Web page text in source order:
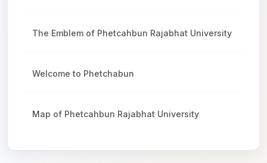
The Emblem of Phetcahbun Rajabhat University
Welcome to Phetchabun
Map of Phetcahbun Rajabhat University